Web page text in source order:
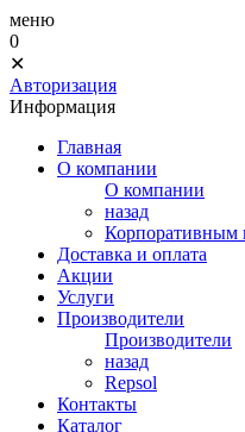
меню
0
✕
Авторизация
Информация
Главная
О компании
О компании
назад
Корпоративным
Доставка и оплата
Акции
Услуги
Производители
Производители
назад
Repsol
Контакты
Каталог